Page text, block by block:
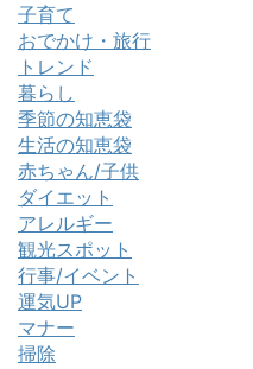
子育て
おでかけ・旅行
トレンド
暮らし
季節の知恵袋
生活の知恵袋
赤ちゃん/子供
ダイエット
アレルギー
観光スポット
行事/イベント
運気UP
マナー
掃除